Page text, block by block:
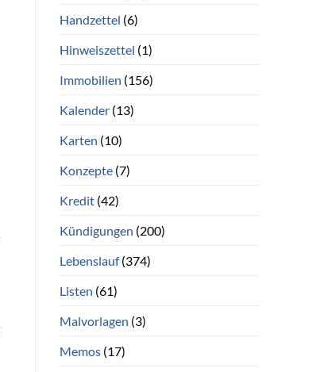
Handzettel (6)
Hinweiszettel (1)
Immobilien (156)
Kalender(13)
Karten (10)
Konzepte(7)
Kredit(42)
Kündigungen (200)
Lebenslauf(374)
Listen (61)
Malvorlagen (3)
Memos(17)